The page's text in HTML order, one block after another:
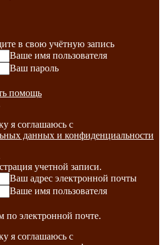
в свою учётную запись
Ваше имя пользователя
Ваш пароль
помощь
я соглашаюсь с
данных и конфиденциальности
учетной записи.
Ваш адрес электронной почты
Ваше имя пользователя
по электронной почте.
я соглашаюсь с